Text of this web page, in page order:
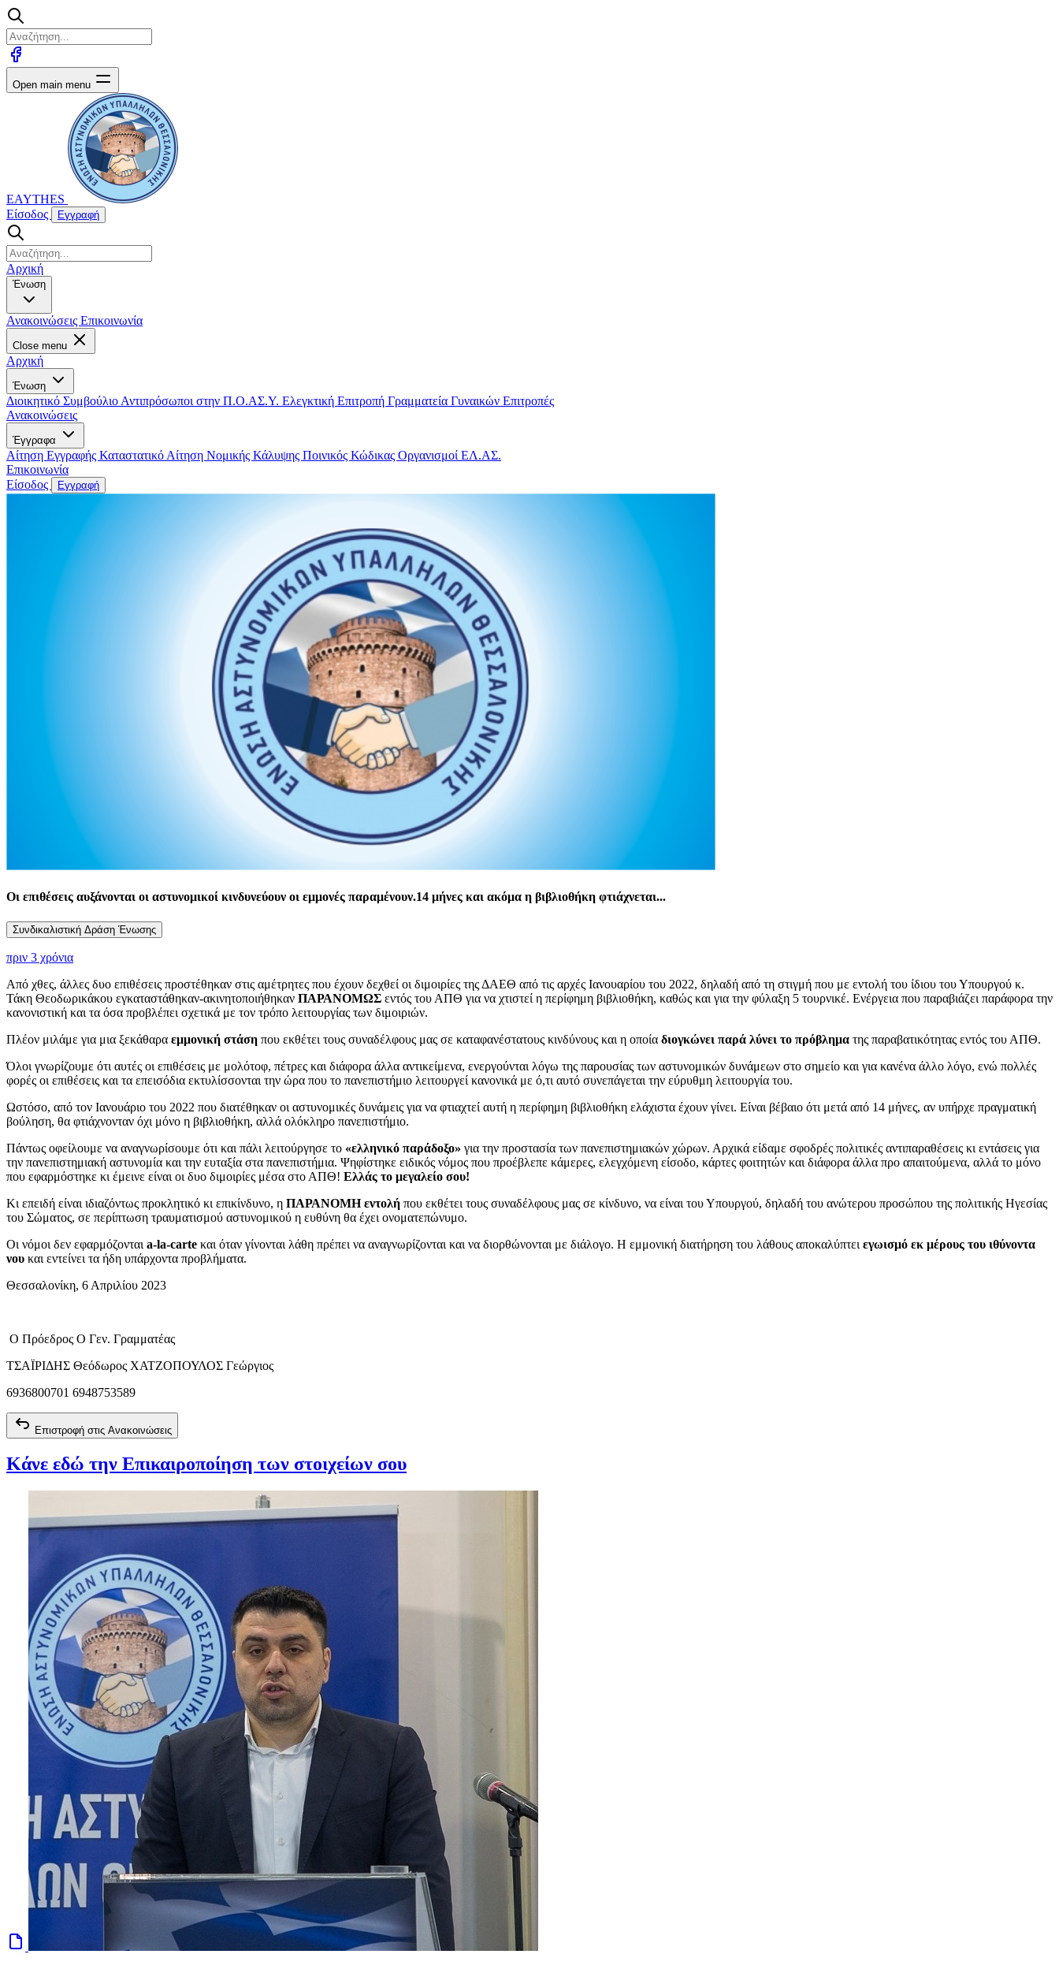
Open main menu
EAYTHES
Είσοδος
Εγγραφή
Αρχική
Ένωση
Ανακοινώσεις Επικοινωνία
Close menu
Αρχική
Ένωση
Διοικητικό Συμβούλιο Αντιπρόσωποι στην Π.Ο.ΑΣ.Υ. Ελεγκτική Επιτροπή Γραμματεία Γυναικών Επιτροπές
Ανακοινώσεις
Έγγραφα
Αίτηση Εγγραφής Καταστατικό Αίτηση Νομικής Κάλυψης Ποινικός Κώδικας Οργανισμοί ΕΛ.ΑΣ.
Επικοινωνία
Είσοδος
Εγγραφή
Οι επιθέσεις αυξάνονται οι αστυνομικοί κινδυνεύουν οι εμμονές παραμένουν.14 μήνες και ακόμα η βιβλιοθήκη φτιάχνεται...
Συνδικαλιστική Δράση Ένωσης
πριν 3 χρόνια
Από χθες, άλλες δυο επιθέσεις προστέθηκαν στις αμέτρητες που έχουν δεχθεί οι διμοιρίες της ΔΑΕΘ από τις αρχές Ιανουαρίου του 2022, δηλαδή από τη στιγμή που με εντολή του ίδιου του Υπουργού κ.
Τάκη Θεοδωρικάκου εγκαταστάθηκαν-ακινητοποιήθηκαν ΠΑΡΑΝΟΜΩΣ εντός του ΑΠΘ για να χτιστεί η περίφημη βιβλιοθήκη, καθώς και για την φύλαξη 5 τουρνικέ. Ενέργεια που παραβιάζει παράφορα την
κανονιστική και τα όσα προβλέπει σχετικά με τον τρόπο λειτουργίας των διμοιριών.
Πλέον μιλάμε για μια ξεκάθαρα εμμονική στάση που εκθέτει τους συναδέλφους μας σε καταφανέστατους κινδύνους και η οποία διογκώνει παρά λύνει το πρόβλημα της παραβατικότητας εντός του ΑΠΘ.
Όλοι γνωρίζουμε ότι αυτές οι επιθέσεις με μολότοφ, πέτρες και διάφορα άλλα αντικείμενα, ενεργούνται λόγω της παρουσίας των αστυνομικών δυνάμεων στο σημείο και για κανένα άλλο λόγο, ενώ πολλές
φορές οι επιθέσεις και τα επεισόδια εκτυλίσσονται την ώρα που το πανεπιστήμιο λειτουργεί κανονικά με ό,τι αυτό συνεπάγεται την εύρυθμη λειτουργία του.
Ωστόσο, από τον Ιανουάριο του 2022 που διατέθηκαν οι αστυνομικές δυνάμεις για να φτιαχτεί αυτή η περίφημη βιβλιοθήκη ελάχιστα έχουν γίνει. Είναι βέβαιο ότι μετά από 14 μήνες, αν υπήρχε πραγματική
βούληση, θα φτιάχνονταν όχι μόνο η βιβλιοθήκη, αλλά ολόκληρο πανεπιστήμιο.
Πάντως οφείλουμε να αναγνωρίσουμε ότι και πάλι λειτούργησε το «ελληνικό παράδοξο» για την προστασία των πανεπιστημιακών χώρων. Αρχικά είδαμε σφοδρές πολιτικές αντιπαραθέσεις κι εντάσεις για
την πανεπιστημιακή αστυνομία και την ευταξία στα πανεπιστήμια. Ψηφίστηκε ειδικός νόμος που προέβλεπε κάμερες, ελεγχόμενη είσοδο, κάρτες φοιτητών και διάφορα άλλα προ απαιτούμενα, αλλά το μόνο
που εφαρμόστηκε κι έμεινε είναι οι δυο διμοιρίες μέσα στο ΑΠΘ! Ελλάς το μεγαλείο σου!
Κι επειδή είναι ιδιαζόντως προκλητικό κι επικίνδυνο, η ΠΑΡΑΝΟΜΗ εντολή που εκθέτει τους συναδέλφους μας σε κίνδυνο, να είναι του Υπουργού, δηλαδή του ανώτερου προσώπου της πολιτικής Ηγεσίας
του Σώματος, σε περίπτωση τραυματισμού αστυνομικού η ευθύνη θα έχει ονοματεπώνυμο.
Οι νόμοι δεν εφαρμόζονται a-la-carte και όταν γίνονται λάθη πρέπει να αναγνωρίζονται και να διορθώνονται με διάλογο. Η εμμονική διατήρηση του λάθους αποκαλύπτει εγωισμό εκ μέρους του ιθύνοντα
νου και εντείνει τα ήδη υπάρχοντα προβλήματα.
Θεσσαλονίκη, 6 Απριλίου 2023
Ο Πρόεδρος Ο Γεν. Γραμματέας
ΤΣΑΪΡΙΔΗΣ Θεόδωρος ΧΑΤΖΟΠΟΥΛΟΣ Γεώργιος
6936800701 6948753589
Επιστροφή στις Ανακοινώσεις
Κάνε εδώ την Επικαιροποίηση των στοιχείων σου